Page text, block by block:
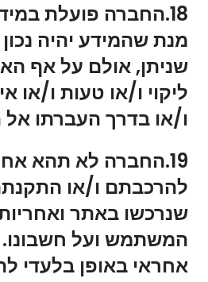
18.החברה פועלת
מנת שהמידע יהיה
שניתן, אולם על אף
ליקוי ו/או טעות ו/או
ו/או בדרך העברתו
19.החברה לא תהא
להרכבתם ו/או
שנרכשו באתר
המשתמש ועל
אחראי באופן בלעדי